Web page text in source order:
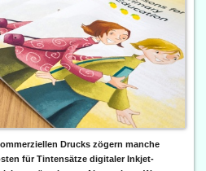
Drucks zögern manche
für Tintensätze digitaler Inkjet-